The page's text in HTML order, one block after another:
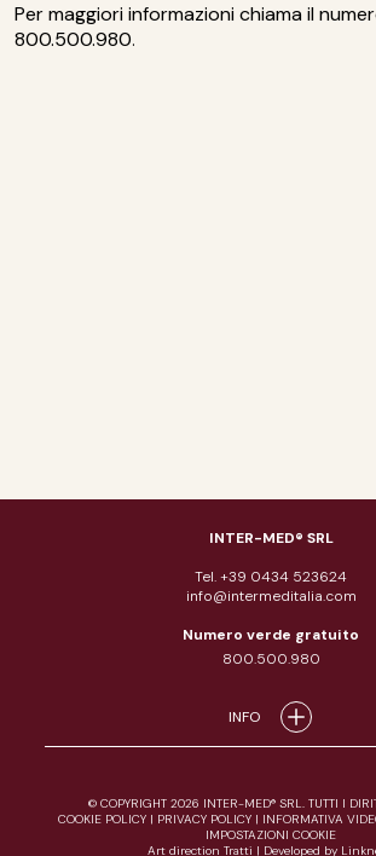
Per maggiori informazioni chiama il
800.500.980.
INTER-MED® SRL
Tel. +39 0434 523624
info@intermeditalia.com
Numero verde gratuito
800.500.980
INFO
© COPYRIGHT 2026 INTER-MED® SRL. TUTTI I
COOKIE POLICY| PRIVACY POLICY| INFORMATIVA
IMPOSTAZIONI COOKIE
Art direction Tratti | Developed by